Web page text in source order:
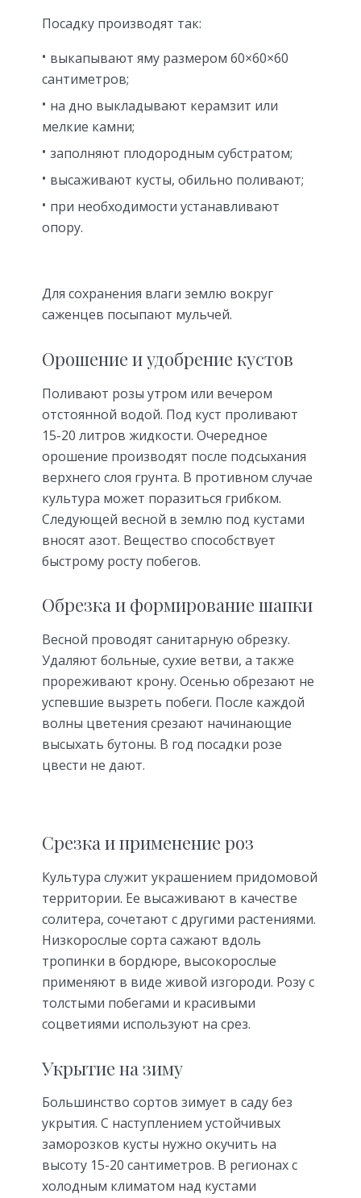
Посадку производят так:
выкапывают яму размером 60×60×60
сантиметров;
на дно выкладывают керамзит или
мелкие камни;
заполняют плодородным субстратом;
высаживают кусты, обильно поливают;
при необходимости устанавливают
опору.
Для сохранения влаги землю вокруг
саженцев посыпают мульчей.
Орошение и удобрение кустов
Поливают розы утром или вечером
отстоянной водой. Под куст проливают
15-20 литров жидкости. Очередное
орошение производят после подсыхания
верхнего слоя грунта. В противном случае
культура может поразиться грибком.
Следующей весной в землю под кустами
вносят азот. Вещество способствует
быстрому росту побегов.
Обрезка и формирование шапки
Весной проводят санитарную обрезку.
Удаляют больные, сухие ветви, а также
прореживают крону. Осенью обрезают не
успевшие вызреть побеги. После каждой
волны цветения срезают начинающие
высыхать бутоны. В год посадки розе
цвести не дают.
Срезка и применение роз
Культура служит украшением придомовой
территории. Ее высаживают в качестве
солитера, сочетают с другими растениями.
Низкорослые сорта сажают вдоль
тропинки в бордюре, высокорослые
применяют в виде живой изгороди. Розу с
толстыми побегами и красивыми
соцветиями используют на срез.
Укрытие на зиму
Большинство сортов зимует в саду без
укрытия. С наступлением устойчивых
заморозков кусты нужно окучить на
высоту 15-20 сантиметров. В регионах с
холодным климатом над кустами